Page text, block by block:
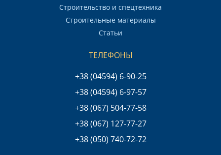
Строительство и спецтехника
Строительные материалы
Статьи
ТЕЛЕФОНЫ
+38 (04594) 6-90-25
+38 (04594) 6-97-57
+38 (067) 504-77-58
+38 (067) 127-77-27
+38 (050) 740-72-72